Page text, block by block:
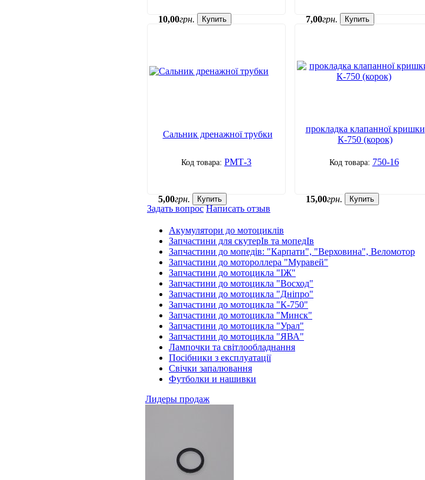
10,00грн. Купить 7,00грн. Купить
Сальник дренажної трубки
РМТ-3
5,00грн. Купить
прокладка клапанної кришки
К-750 (корок)
750-16
15,00грн. Купить
Задать вопрос Написать отзыв
Акумулятори до мотоциклів
Запчастини для скутерІв та мопедІв
Запчастини до мопедів: "Карпати", "Верховина", Веломотор
Запчастини до мотороллера "Муравей"
Запчастини до мотоцикла "ІЖ"
Запчастини до мотоцикла "Восход"
Запчастини до мотоцикла "Дніпро"
Запчастини до мотоцикла "К-750"
Запчастини до мотоцикла "Минск"
Запчастини до мотоцикла "Урал"
Запчастини до мотоцикла "ЯВА"
Лампочки та світлообладнання
Посібники з експлуатації
Свічки запалювання
Футболки и нашивки
Лидеры продаж